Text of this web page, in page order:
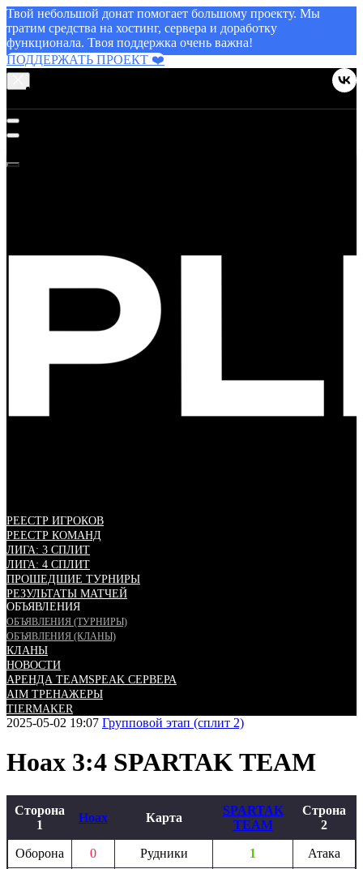
Твой небольшой донат помогает большому проекту. Мы
тратим средства на хостинг, сервера и доработку
функционала. Твоя поддержка очень важна!
ПОДДЕРЖАТЬ ПРОЕКТ ❤️
РЕЕСТР ИГРОКОВ
РЕЕСТР КОМАНД
ЛИГА: 3 СПЛИТ
ЛИГА: 4 СПЛИТ
ПРОШЕДШИЕ ТУРНИРЫ
РЕЗУЛЬТАТЫ МАТЧЕЙ
ОБЪЯВЛЕНИЯ
ОБЪЯВЛЕНИЯ (ТУРНИРЫ)
ОБЪЯВЛЕНИЯ (КЛАНЫ)
КЛАНЫ
НОВОСТИ
АРЕНДА TEAMSPEAK СЕРВЕРА
AIM ТРЕНАЖЕРЫ
TIERMAKER
2025-05-02 19:07 Групповой этап (сплит 2)
Hoax 3:4 SPARTAK TEAM
Сторона
1
Hoax Карта
SPARTAK
TEAM
Строна
2
Оборона 0 Рудники 1 Атака